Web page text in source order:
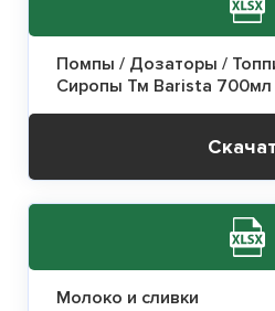
Помпы / Дозаторы /
Сиропы Тм Barista 700мл
Молоко и сливки